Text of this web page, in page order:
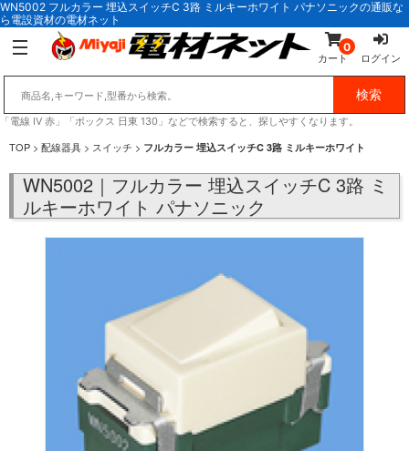
WN5002 フルカラー 埋込スイッチC 3路 ミルキーホワイト パナソニックの通販な
ら電設資材の電材ネット
0
カート ログイン
「電線 IV 赤」「ボックス 日東 130」などで検索すると、探しやすくなります。
TOP > 配線器具 > スイッチ > フルカラー 埋込スイッチC 3路 ミルキーホワイト
WN5002｜フルカラー 埋込スイッチC 3路 ミ
ルキーホワイト パナソニック